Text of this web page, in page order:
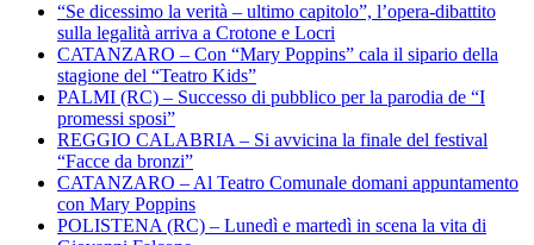
“Se dicessimo la verità – ultimo capitolo”, l’opera-dibattito
sulla legalità arriva a Crotone e Locri
CATANZARO – Con “Mary Poppins” cala il sipario della
stagione del “Teatro Kids”
PALMI (RC) – Successo di pubblico per la parodia de “I
promessi sposi”
REGGIO CALABRIA – Si avvicina la finale del festival
“Facce da bronzi”
CATANZARO – Al Teatro Comunale domani appuntamento
con Mary Poppins
POLISTENA (RC) – Lunedì e martedì in scena la vita di